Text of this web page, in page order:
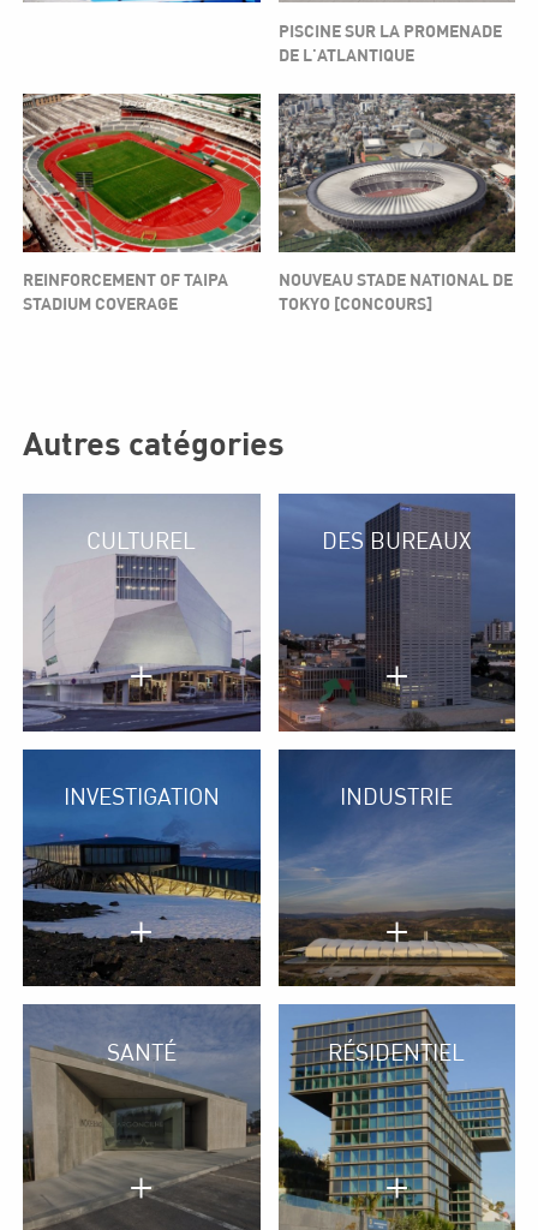
PISCINE SUR LA PROMENADE
DE L'ATLANTIQUE
REINFORCEMENT OF TAIPA
STADIUM COVERAGE
NOUVEAU STADE NATIONAL DE
TOKYO [CONCOURS]
Autres catégories
CULTUREL
+
DES BUREAUX
+
INVESTIGATION
+
INDUSTRIE
+
SANTÉ
+
RÉSIDENTIEL
+